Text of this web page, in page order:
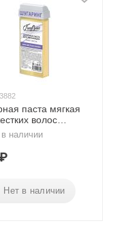
паста мягкая
волос
NECTAR 150 мл.
в наличии
Нет в наличии